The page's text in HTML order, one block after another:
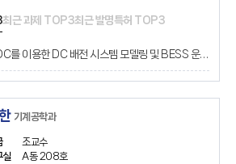
최근 과제 TOP3최근 발명특허 TOP3
용한 DC 배전 시스템 모델링 및 BESS 운전 전략 연구
기계공학과
조교수
실
A동 208호